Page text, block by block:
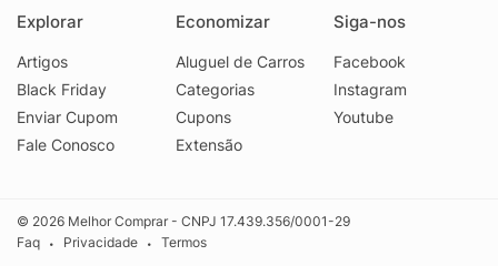
Explorar
Artigos
Black Friday
Enviar Cupom
Fale Conosco
Economizar
Aluguel de Carros
Categorias
Cupons
Extensão
Siga-nos
Facebook
Instagram
Youtube
© 2026 Melhor Comprar - CNPJ 17.439.356/0001-29
Faq
• Privacidade • Termos